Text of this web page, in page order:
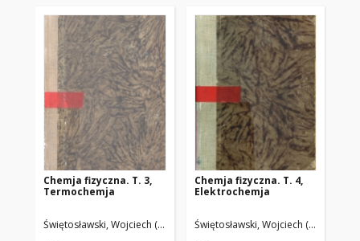
Chemja fizyczna. T. 3,
Termochemja
Świętosławski, Wojciech (1881-1968).
Chemja fizyczna. T. 4,
Elektrochemja
Świętosławski, Wojciech (1881-